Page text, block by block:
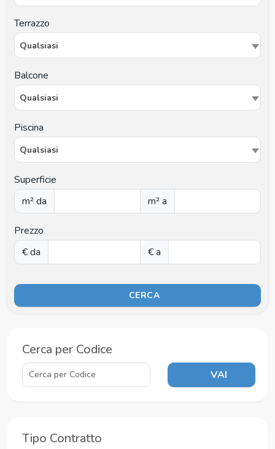
Terrazzo
Qualsiasi
Balcone
Qualsiasi
Piscina
Qualsiasi
Superficie
m² da
m² a
Prezzo
€ da
€ a
CERCA
Cerca per Codice
VAI
Tipo Contratto